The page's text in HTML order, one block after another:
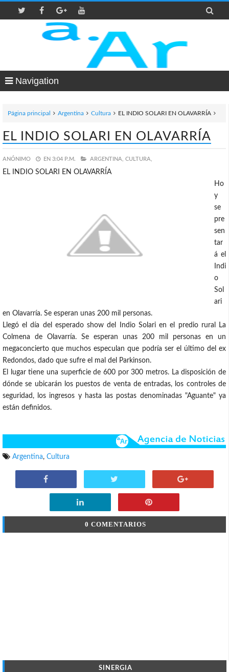

Navigation
Página principal Argentina Cultura EL INDIO SOLARI EN OLAVARRÍA
EL INDIO SOLARI EN OLAVARRÍA
ANÓNIMO EN 3:04 P.M. ARGENTINA, CULTURA,
EL INDIO SOLARI EN OLAVARRÍA
Ho
y
se
pre
sen
tar
á el
Indi
o
Sol
ari
en Olavarría. Se esperan unas 200 mil personas.
Llegó el día del esperado show del Indio Solari en el predio rural La
Colmena de Olavarría. Se esperan unas 200 mil personas en un
megaconcierto que muchos especulan que podría ser el último del ex
Redondos, dado que sufre el mal del Parkinson.
El lugar tiene una superficie de 600 por 300 metros. La disposición de
dónde se ubicarán los puestos de venta de entradas, los controles de
seguridad, los ingresos y hasta las postas denominadas "Aguante" ya
están definidos.
Argentina, Cultura
0 COMENTARIOS
SINERGIA